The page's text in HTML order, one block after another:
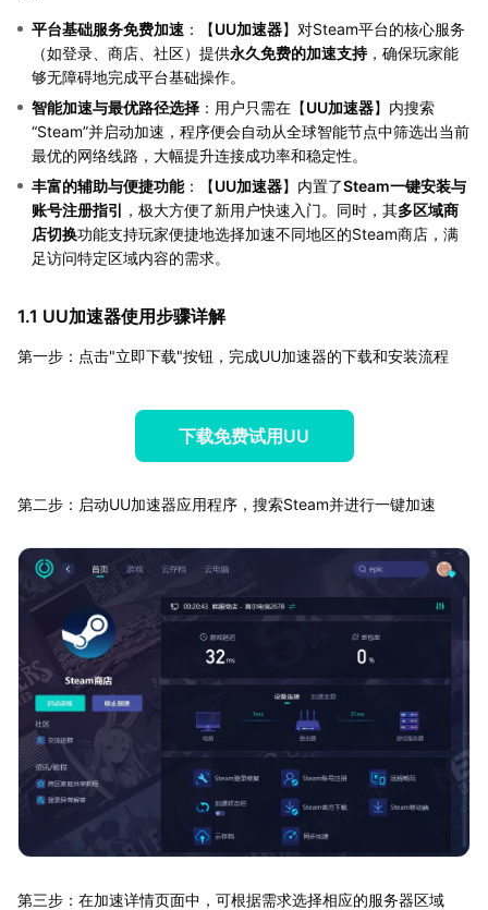
平台基础服务免费加速 ：【UU加速器】对Steam平台的核心服务
（如登录、商店、社区）提供永久免费的加速支持，确保玩家能
够无障碍地完成平台基础操作。
智能加速与最优路径选择 ：用户只需在【UU加速器】内搜索
“Steam”并启动加速，程序便会自动从全球智能节点中筛选出当前
最优的网络线路，大幅提升连接成功率和稳定性。
丰富的辅助与便捷功能：【UU加速器】内置了Steam一键安装与
账号注册指引 ，极大方便了新用户快速入门。同时，其多区域商
店切换功能支持玩家便捷地选择加速不同地区的Steam商店，满
足访问特定区域内容的需求。
1.1 UU加速器使用步骤详解
第一步：点击"立即下载"按钮，完成UU加速器的下载和安装流程
下载免费试用UU
第二步：启动UU加速器应用程序，搜索Steam并进行一键加速
第三步：在加速详情页面中，可根据需求选择相应的服务器区域